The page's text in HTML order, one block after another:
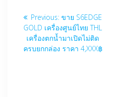
Post
navigation
Previous: Previous
post:
ขาย S6EDGE
GOLD เครื่องศูนย์ไทย THL
เครื่องตกน้ำมาเปิดไม่ติด
ครบยกกล่อง ราคา 4,XXX฿